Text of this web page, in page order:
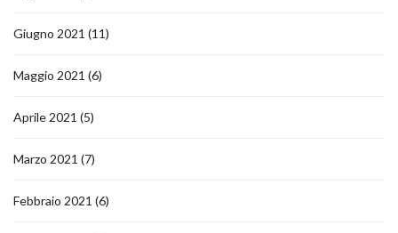
Giugno 2021 (11)
Maggio 2021 (6)
Aprile 2021 (5)
Marzo 2021 (7)
Febbraio 2021 (6)